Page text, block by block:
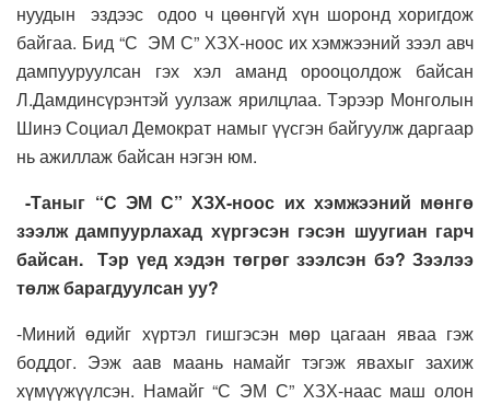
нуудын эздээс одоо ч цөөнгүй хүн шоронд хоригдож
байгаа. Бид “С ЭМ С” ХЗХ-ноос их хэмжээний зээл авч
дампууруулсан гэх хэл аманд орооцолдож байсан
Л.Дамдинсүрэнтэй уулзаж ярилцлаа. Тэрээр Монголын
Шинэ Социал Демократ намыг үүсгэн байгуулж даргаар
нь ажиллаж байсан нэгэн юм.
-Таныг “С ЭМ С” ХЗХ-ноос их хэмжээний мөнгө
зээлж дампуурлахад хүргэсэн гэсэн шуугиан гарч
байсан. Тэр үед хэдэн төгрөг зээлсэн бэ? Зээлээ
төлж барагдуулсан уу?
-Миний өдийг хүртэл гишгэсэн мөр цагаан яваа гэж
боддог. Ээж аав маань намайг тэгэж явахыг захиж
хүмүүжүүлсэн. Намайг “С ЭМ С” ХЗХ-наас маш олон